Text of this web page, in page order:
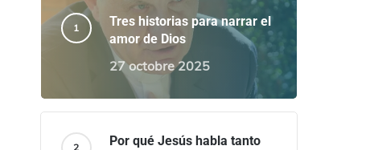
Tres historias para narrar el
amor de Dios
27 octobre 2025
Por qué Jesús habla tanto